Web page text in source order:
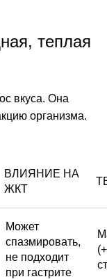
теплая
вкуса. Она
организма.
ВЛИЯНИЕ НА
ЖКТ
Может
спазмировать,
не подходит
при гастрите